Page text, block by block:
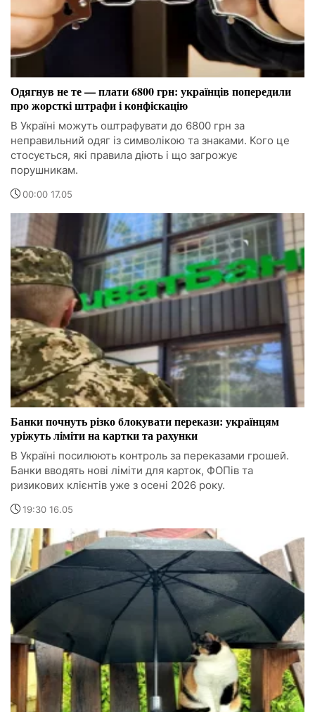
Одягнув не те — плати 6800 грн: українців попередили
про жорсткі штрафи і конфіскацію
В Україні можуть оштрафувати до 6800 грн за
неправильний одяг із символікою та знаками. Кого це
стосується, які правила діють і що загрожує
порушникам.
00:00 17.05
Банки почнуть різко блокувати перекази: українцям
уріжуть ліміти на картки та рахунки
В Україні посилюють контроль за переказами грошей.
Банки вводять нові ліміти для карток, ФОПів та
ризикових клієнтів уже з осені 2026 року.
19:30 16.05